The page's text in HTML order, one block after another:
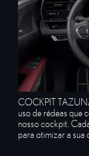
COCKPIT
uso de rédeas que
nosso cockpit.
para otimizar a sua